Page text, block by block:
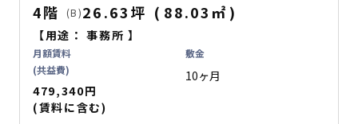
4階 (B)26.63坪 ( 88.03 ㎡ )
【用途：事務所 】
月額賃料
(共益費)
479,340円
(賃料に含む)
敷金
10ヶ月